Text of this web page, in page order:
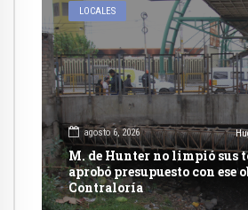
LOCALES
agosto 6, 2026
M. de Hunter no limpió sus
aprobó presupuesto con ese
Contraloría